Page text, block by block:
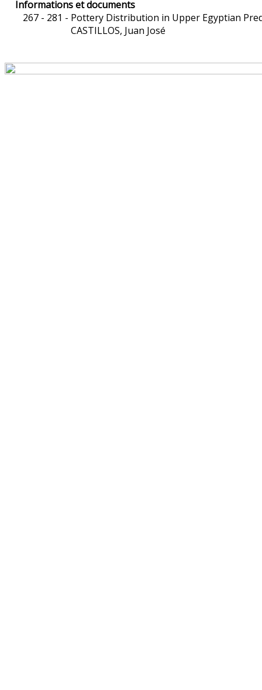
Informations et documents
267 - 281 - Pottery Distribution in Upper Egyptian
CASTILLOS, Juan José